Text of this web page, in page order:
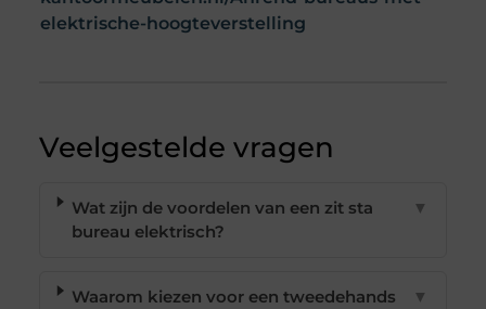
elektrische-hoogteverstelling
Veelgestelde vragen
Wat zijn de voordelen van een zit sta
bureau elektrisch?
▼
Waarom kiezen voor een tweedehands
▼